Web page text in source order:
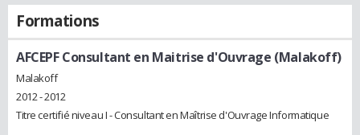
Formations
AFCEPF Consultant en Maitrise d'Ouvrage (Malakoff)
Malakoff
2012 - 2012
Titre certifié niveau I - Consultant en Maîtrise d'Ouvrage Informatique